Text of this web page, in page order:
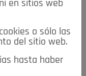
en sitios web
o sólo las
del sitio web.
hasta haber